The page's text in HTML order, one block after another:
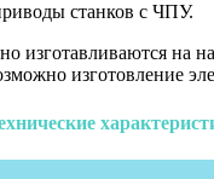
станков с ЧПУ.
изготавливаются на
изготовление